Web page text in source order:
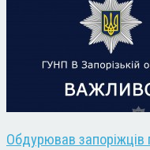
Обдурював